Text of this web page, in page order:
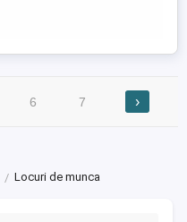
6 7 ›
Locuri de munca